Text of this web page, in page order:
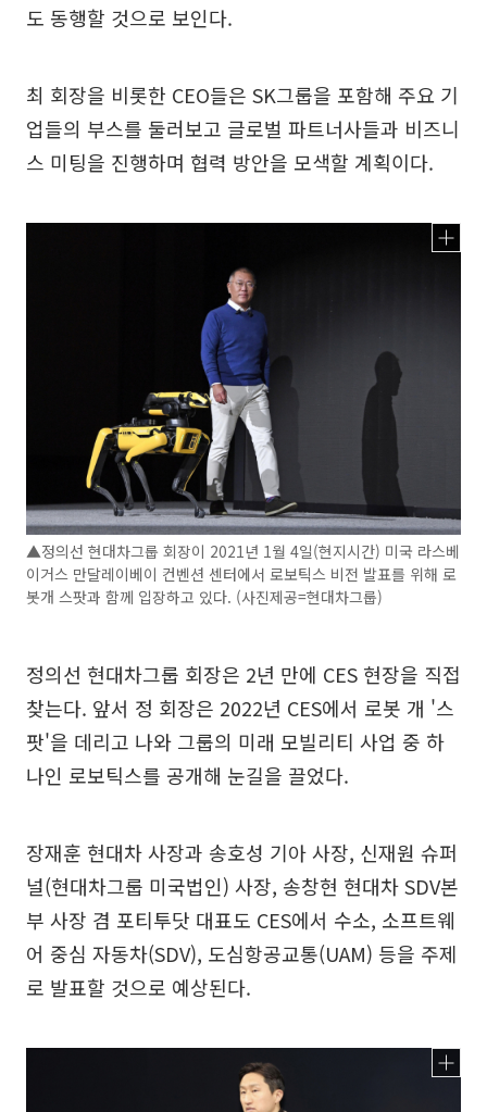
도 동행할 것으로 보인다.
최 회장을 비롯한 CEO들은 SK그룹을 포함해 주요 기
업들의 부스를 둘러보고 글로벌 파트너사들과 비즈니
스 미팅을 진행하며 협력 방안을 모색할 계획이다.
▲정의선 현대차그룹 회장이 2021년 1월 4일(현지시간) 미국 라스베
이거스 만달레이베이 컨벤션 센터에서 로보틱스 비전 발표를 위해 로
봇개 스팟과 함께 입장하고 있다. (사진제공=현대차그룹)
정의선 현대차그룹 회장은 2년 만에 CES 현장을 직접
찾는다. 앞서 정 회장은 2022년 CES에서 로봇 개 '스
팟'을 데리고 나와 그룹의 미래 모빌리티 사업 중 하
나인 로보틱스를 공개해 눈길을 끌었다.
장재훈 현대차 사장과 송호성 기아 사장, 신재원 슈퍼
널(현대차그룹 미국법인) 사장, 송창현 현대차 SDV본
부 사장 겸 포티투닷 대표도 CES에서 수소, 소프트웨
어 중심 자동차(SDV), 도심항공교통(UAM) 등을 주제
로 발표할 것으로 예상된다.